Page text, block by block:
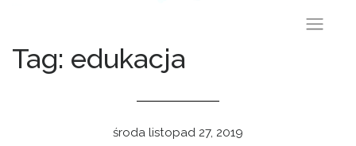
Tag: edukacja
środa listopad 27, 2019